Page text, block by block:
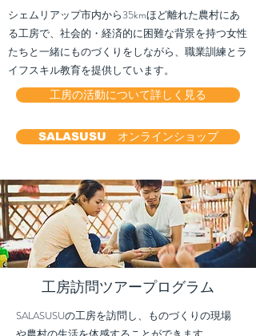
シェムリアップ市内から35kmほど離れた農村にあ
る工房で、社会的・経済的に困難な背景を持つ女性
たちと一緒にものづくりをしながら、職業訓練とラ
イフスキル教育を提供しています。
工房の活動について詳しく見る
SALASUSU オンラインショップ
工房訪問ツアープログラム
SALASUSUの工房を訪問し、ものづくりの現場